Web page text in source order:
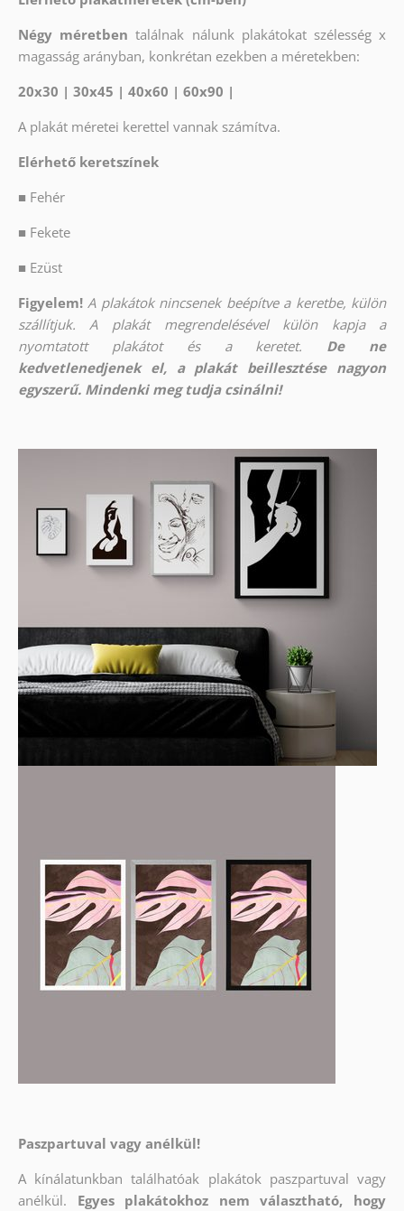
Négy méretben találnak nálunk plakátokat szélesség x
magasság arányban, konkrétan ezekben a méretekben:
20x30 | 30x45 | 40x60 | 60x90 |
A plakát méretei kerettel vannak számítva.
Elérhető keretszínek
■ Fehér
■ Fekete
■ Ezüst
Figyelem! A plakátok nincsenek beépítve a keretbe, külön
szállítjuk. A plakát megrendelésével külön kapja a
nyomtatott plakátot és a keretet.
De ne
kedvetlenedjenek el, a plakát beillesztése nagyon
egyszerű. Mindenki meg tudja csinálni!
Paszpartuval vagy anélkül!
A kínálatunkban találhatóak plakátok paszpartuval vagy
anélkül.
Egyes plakátokhoz nem választható, hogy